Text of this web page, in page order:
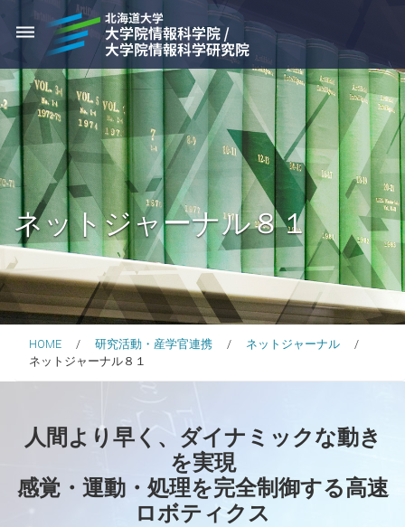
dehaze
ネットジャーナル８１
HOME 研究活動・産学官連携
ネットジャーナル
ネットジャーナル８１
人間より早く、ダイナミックな動き
を実現
感覚・運動・処理を完全制御する高速
ロボティクス